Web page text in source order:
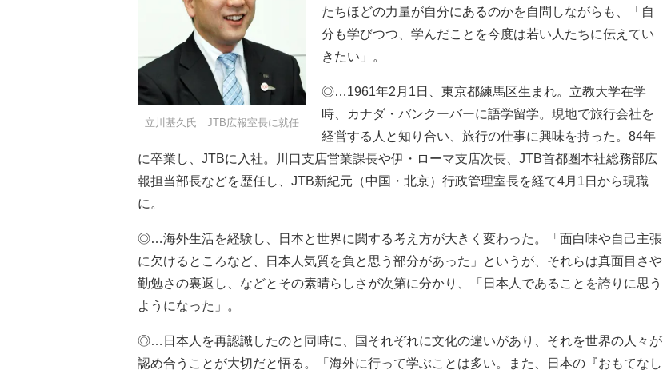
立川基久氏 JTB広報室長に就任
たちほどの力量が自分にあるのかを自問しながらも、「自
分も学びつつ、学んだことを今度は若い人たちに伝えてい
きたい」。
◎…1961年2月1日、東京都練馬区生まれ。立教大学在学
時、カナダ・バンクーバーに語学留学。現地で旅行会社を
経営する人と知り合い、旅行の仕事に興味を持った。84年
に卒業し、JTBに入社。川口支店営業課長や伊・ローマ支店次長、JTB首都圏本社総務部広
報担当部長などを歴任し、JTB新紀元（中国・北京）行政管理室長を経て4月1日から現職
に。
◎…海外生活を経験し、日本と世界に関する考え方が大きく変わった。「面白味や自己主張
に欠けるところなど、日本人気質を負と思う部分があった」というが、それらは真面目さや
勤勉さの裏返し、などとその素晴らしさが次第に分かり、「日本人であることを誇りに思う
ようになった」。
◎…日本人を再認識したのと同時に、国それぞれに文化の違いがあり、それを世界の人々が
認め合うことが大切だと悟る。「海外に行って学ぶことは多い。また、日本の『おもてなし